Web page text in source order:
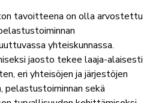
tavoitteena on olla arvostettu
yhteiskunnassa.
jaosto tekee laaja-alaisesti
eri yhteisöjen ja järjestöjen
pelastustoiminnan sekä